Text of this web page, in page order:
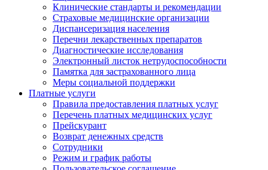
Клинические стандарты и рекомендации
Страховые медицинские организации
Диспансеризация населения
Перечни лекарственных препаратов
Диагностические исследования
Электронный листок нетрудоспособности
Памятка для застрахованного лица
Меры социальной поддержки
Платные услуги
Правила предоставления платных услуг
Перечень платных медицинских услуг
Прейскурант
Возврат денежных средств
Сотрудники
Режим и график работы